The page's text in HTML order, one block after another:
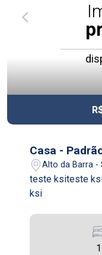
Casa -
Alto da Barra -
teste ksiteste
ksi
1